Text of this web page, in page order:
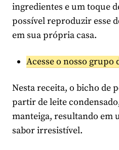
ingredientes e um toque
possível reproduzir esse
em sua própria casa.
Acesse o nosso grupo
Nesta receita, o bicho de
partir de leite
manteiga, resultando em
sabor irresistível.